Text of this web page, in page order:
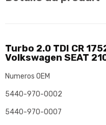
Turbo 2.0 TDI CR
Volkswagen SEAT
Numeros OEM
5440-970-0002
5440-970-0007